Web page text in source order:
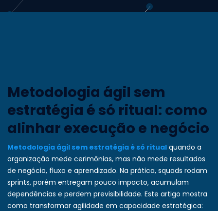
Metodologia ágil sem
estratégia é só ritual: como
alinhar execução e negócio
Metodologia ágil sem estratégia é só ritual quando a
organização mede cerimônias, mas não mede resultados
de negócio, fluxo e aprendizado. Na prática, squads rodam
sprints, porém entregam pouco impacto, acumulam
dependências e perdem previsibilidade. Este artigo mostra
como transformar agilidade em capacidade estratégica: